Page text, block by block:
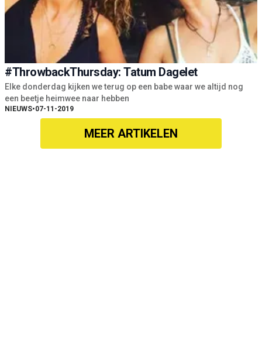
#ThrowbackThursday: Tatum Dagelet
Elke donderdag kijken we terug op een babe waar we altijd nog
een beetje heimwee naar hebben
NIEUWS•07-11-2019
MEER ARTIKELEN